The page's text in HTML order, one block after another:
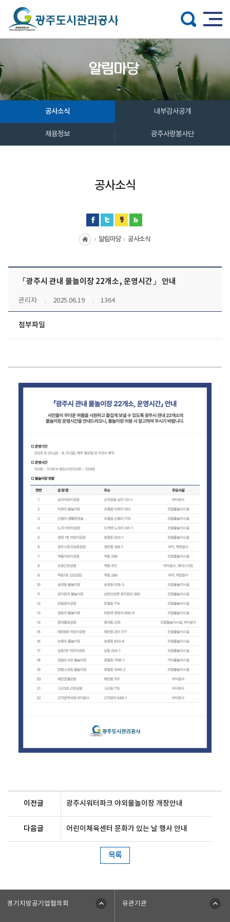
공사소식 내부감사공개
채용정보 광주사랑봉사단
공사소식
알림마당 공사소식
「광주시 관내 물놀이장 22개소, 운영시간」 안내
관리자 2025.06.19 1364
첨부파일
이전글 광주시워터파크 야외물놀이장 개장안내
다음글 어린이체육센터 문화가 있는 날 행사 안내
목록
경기지방공기업협의회 유관기관